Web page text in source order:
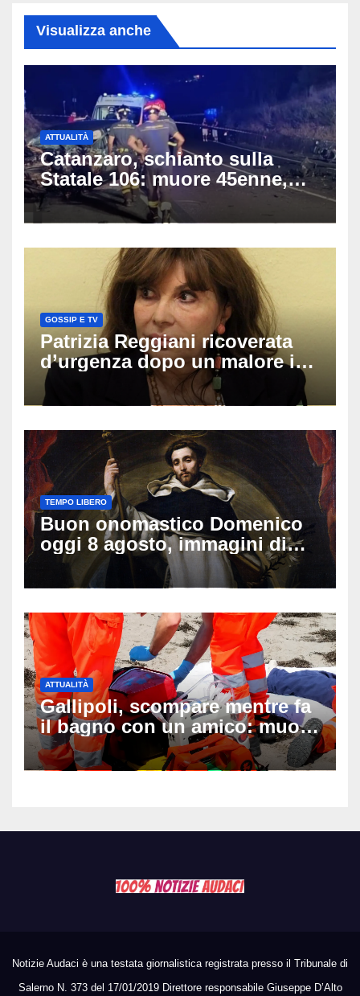
Visualizza anche
ATTUALITÀ
Catanzaro, schianto sulla
Statale 106: muore 45enne,
coinvolti un’auto, un suv e
una moto
GOSSIP E TV
Patrizia Reggiani ricoverata
d’urgenza dopo un malore in
vacanza: come sta oggi l’ex
Lady Gucci
TEMPO LIBERO
Buon onomastico Domenico
oggi 8 agosto, immagini di
auguri da condividere
ATTUALITÀ
Gallipoli, scompare mentre fa
il bagno con un amico: muore
a 19 anni dopo 45 minuti di
disperati tentativi di
Notizie Audaci è una testata giornalistica registrata presso il Tribunale di
Salerno N. 373 del 17/01/2019 Direttore responsabile Giuseppe D’Alto